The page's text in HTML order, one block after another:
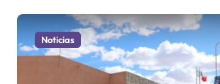
Noticias